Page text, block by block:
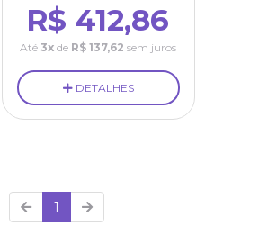
R$ 412,86
Até 3x de R$ 137,62 sem juros
DETALHES
1